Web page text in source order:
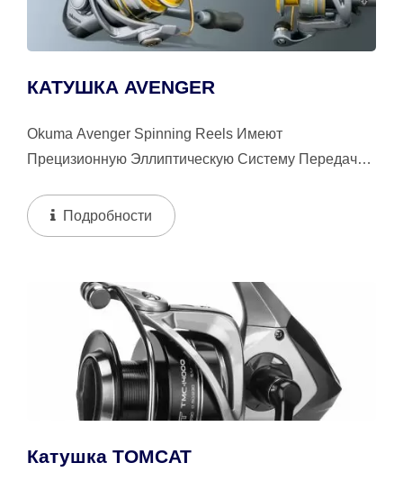
КАТУШКА AVENGER
Okuma Avenger Spinning Reels Имеют
Прецизионную Эллиптическую Систему Передачи
Подробности
Катушка TOMCAT